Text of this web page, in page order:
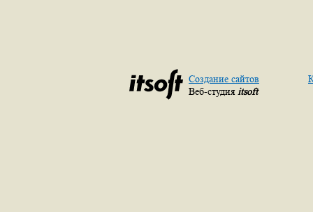
Создание сайтов
Веб-студия itsoft